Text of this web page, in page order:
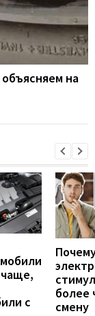
на
с
более
смену